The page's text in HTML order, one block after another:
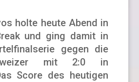
holte heute Abend in
und ging damit in
gegen die
mit 2:0 in
Score des heutigen